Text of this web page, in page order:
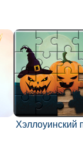
Хэллоуинский